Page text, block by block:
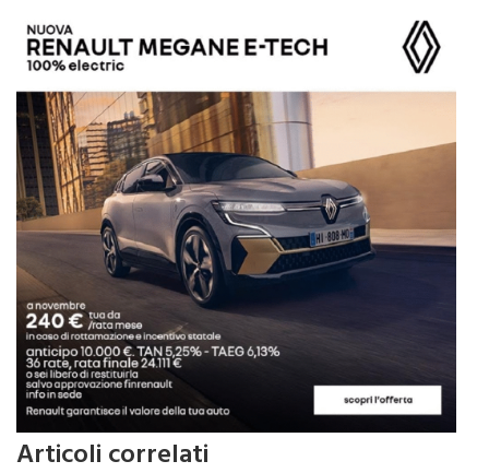
Articoli correlati